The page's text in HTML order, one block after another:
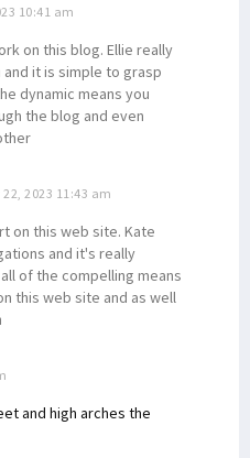
10:41 am
on this blog. Ellie really
it is simple to grasp
dynamic means you
the blog and even
22, 2023 11:43 am
on this web site. Kate
and it's really
of the compelling means
this web site and as well
and high arches the